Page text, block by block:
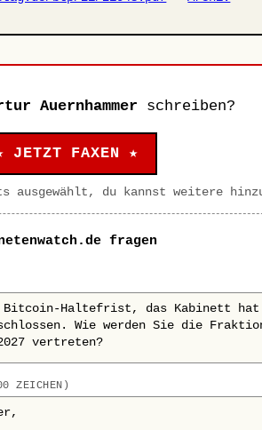
Auernhammer schreiben?
JETZT FAXEN ★
ausgewählt, du kannst weitere
fragen
ZEICHEN)